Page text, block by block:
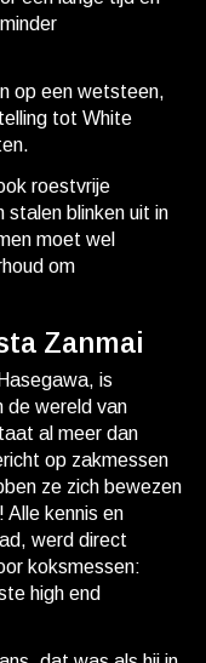
op een wetsteen,
tot White
roestvrije
blinken uit in
moet wel
om
Zanmai
is
de wereld van
al meer dan
op zakmessen
ze zich bewezen
Alle kennis en
werd direct
koksmessen:
high end